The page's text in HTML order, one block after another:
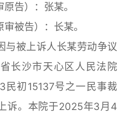
告）：张某。
被告）：长某。
被上诉人长某劳动争议
长沙市天心区人民法院
民初15137号之一民事裁
诉。本院于2025年3月4